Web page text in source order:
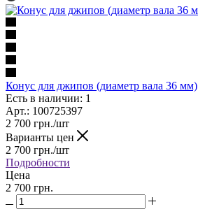
Конус для джипов (диаметр вала 36 мм)
Есть в наличии: 1
Арт.: 100725397
2 700 грн./шт
Варианты цен
2 700 грн./шт
Подробности
Цена
2 700 грн.